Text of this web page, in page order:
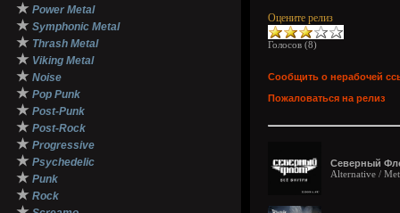
★ Power Metal
★ Symphonic Metal
★ Thrash Metal
★ Viking Metal
★ Noise
★ Pop Punk
★ Post-Punk
★ Post-Rock
★ Progressive
★ Psychedelic
★ Punk
★ Rock
Оцените релиз
Голосов (8)
Сообщить о нерабочей
Пожаловаться на релиз
Северный
Alternative /